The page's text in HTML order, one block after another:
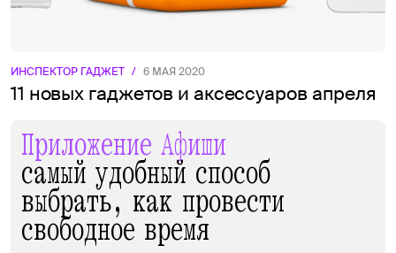
ИНСПЕКТОР ГАДЖЕТ / 6 МАЯ 2020
11 новых гаджетов и аксессуаров апреля
Приложение Афиши
самый удобный способ
выбрать, как провести
свободное время